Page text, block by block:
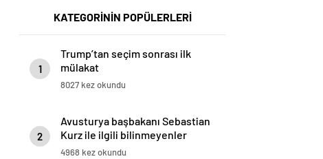
KATEGORİNİN POPÜLERLERİ
1
Trump’tan seçim sonrası ilk
mülakat
8027 kez okundu
2
Avusturya başbakanı Sebastian
Kurz ile ilgili bilinmeyenler
4968 kez okundu